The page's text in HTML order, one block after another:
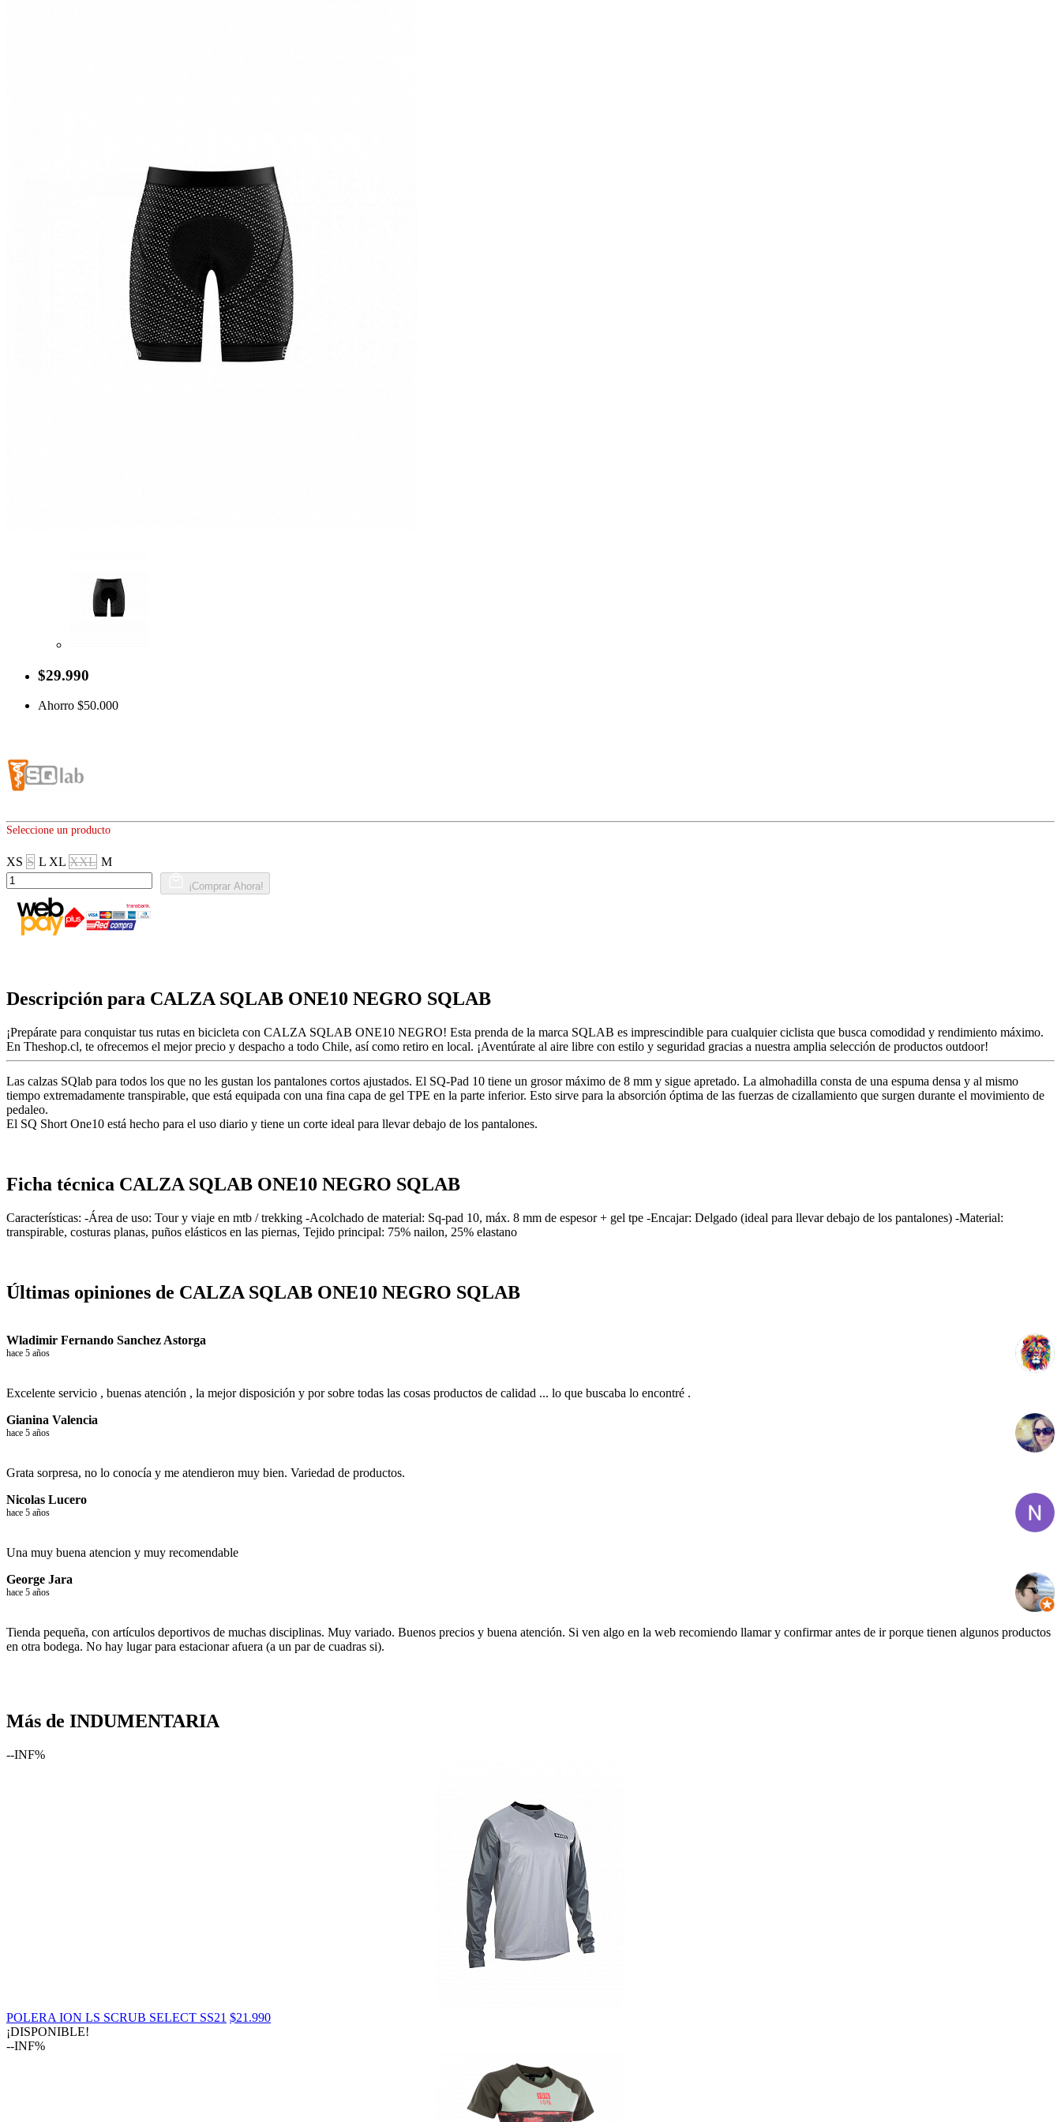
$29.990
Ahorro $50.000
Seleccione un producto
XS S L XL XXL M
¡Comprar Ahora!
Descripción para CALZA SQLAB ONE10 NEGRO SQLAB
¡Prepárate para conquistar tus rutas en bicicleta con CALZA SQLAB ONE10 NEGRO! Esta prenda de la marca SQLAB es imprescindible para cualquier ciclista que busca comodidad y rendimiento máximo.
En Theshop.cl, te ofrecemos el mejor precio y despacho a todo Chile, así como retiro en local. ¡Aventúrate al aire libre con estilo y seguridad gracias a nuestra amplia selección de productos outdoor!
Las calzas SQlab para todos los que no les gustan los pantalones cortos ajustados. El SQ-Pad 10 tiene un grosor máximo de 8 mm y sigue apretado. La almohadilla consta de una espuma densa y al mismo
tiempo extremadamente transpirable, que está equipada con una fina capa de gel TPE en la parte inferior. Esto sirve para la absorción óptima de las fuerzas de cizallamiento que surgen durante el movimiento de
pedaleo.
El SQ Short One10 está hecho para el uso diario y tiene un corte ideal para llevar debajo de los pantalones.
Ficha técnica CALZA SQLAB ONE10 NEGRO SQLAB
Características: -Área de uso: Tour y viaje en mtb / trekking -Acolchado de material: Sq-pad 10, máx. 8 mm de espesor + gel tpe -Encajar: Delgado (ideal para llevar debajo de los pantalones) -Material:
transpirable, costuras planas, puños elásticos en las piernas, Tejido principal: 75% nailon, 25% elastano
Últimas opiniones de CALZA SQLAB ONE10 NEGRO SQLAB
Wladimir Fernando Sanchez Astorga
hace 5 años
Excelente servicio , buenas atención , la mejor disposición y por sobre todas las cosas productos de calidad ... lo que buscaba lo encontré .
Gianina Valencia
hace 5 años
Grata sorpresa, no lo conocía y me atendieron muy bien. Variedad de productos.
Nicolas Lucero
hace 5 años
Una muy buena atencion y muy recomendable
George Jara
hace 5 años
Tienda pequeña, con artículos deportivos de muchas disciplinas. Muy variado. Buenos precios y buena atención. Si ven algo en la web recomiendo llamar y confirmar antes de ir porque tienen algunos productos
en otra bodega. No hay lugar para estacionar afuera (a un par de cuadras si).
Más de INDUMENTARIA
--INF%
POLERA ION LS SCRUB SELECT SS21 $21.990
¡DISPONIBLE!
--INF%